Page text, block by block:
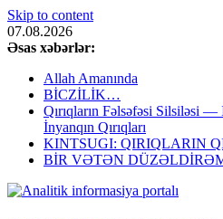
Skip to content
07.08.2026
Əsas xəbərlər:
Allah Amanında
BİCZİLİK…
Qırıqların Fəlsəfəsi Silsiləsi
İnyanqın Qırıqları
KINTSUGI: QIRIQLARIN
BİR VƏTƏN